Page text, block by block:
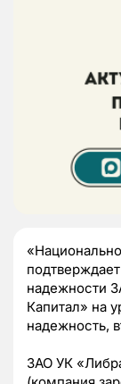
надежности
Капитал» на
надежность,
ЗАО УК